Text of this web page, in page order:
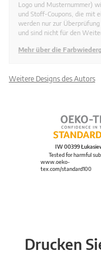
Logo und Musternummer)
und Stoff-Coupons, die mit
werden nur zur
und sind nicht für den
Mehr über die
Weitere Designs des Autors
IW 00399
Tested for harmful
www.oeko-
tex.com/standard100
Drucken